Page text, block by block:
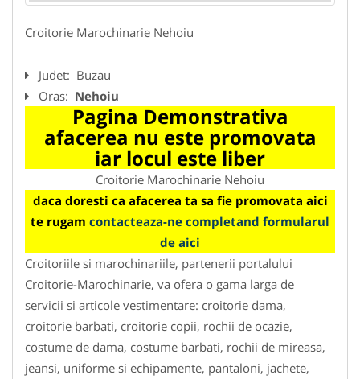
Croitorie Marochinarie Nehoiu
Judet: Buzau
Oras: Nehoiu
Pagina Demonstrativa
afacerea nu este promovata
iar locul este liber
Croitorie Marochinarie Nehoiu
daca doresti ca afacerea ta sa fie promovata aici
te rugam contacteaza-ne completand formularul
de aici
Croitoriile si marochinariile, partenerii portalului
Croitorie-Marochinarie, va ofera o gama larga de
servicii si articole vestimentare: croitorie dama,
croitorie barbati, croitorie copii, rochii de ocazie,
costume de dama, costume barbati, rochii de mireasa,
jeansi, uniforme si echipamente, pantaloni, jachete,